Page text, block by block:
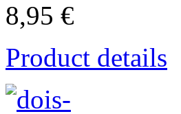
8,95 €
Product details